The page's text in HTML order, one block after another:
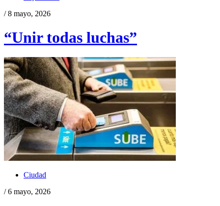
/ 8 mayo, 2026
“Unir todas luchas”
Ciudad
/ 6 mayo, 2026